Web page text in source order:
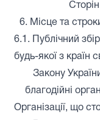
6. Місце та
6.1. Публічний
будь-якої з країн
Закону
благодійні
Організації, що